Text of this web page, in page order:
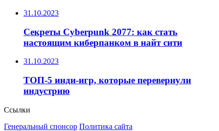
31.10.2023
Секреты Cyberpunk 2077: как стать
настоящим киберпанком в найт сити
31.10.2023
ТОП-5 инди-игр, которые перевернули
индустрию
Ссылки
Генеральный спонсор Политика сайта